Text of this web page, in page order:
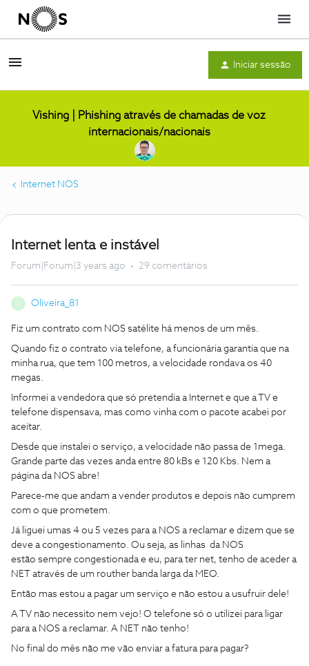
Menu
Iniciar sessão
Vishing | Phishing através de chamadas de voz
internacionais/nacionais
Internet NOS
Internet lenta e instável
Forum|Forum|3 years ago 29 comentários
Oliveira_81
Fiz um contrato com NOS satélite há menos de um mês.
Quando fiz o contrato via telefone, a funcionária garantia que na
minha rua, que tem 100 metros, a velocidade rondava os 40
megas.
Informei a vendedora que só pretendia a Internet e que a TV e
telefone dispensava, mas como vinha com o pacote acabei por
aceitar.
Desde que instalei o serviço, a velocidade não passa de 1mega.
Grande parte das vezes anda entre 80 kBs e 120 Kbs. Nem a
página da NOS abre!
Parece-me que andam a vender produtos e depois não cumprem
com o que prometem.
Já liguei umas 4 ou 5 vezes para a NOS a reclamar e dizem que se
deve a congestionamento. Ou seja, as linhas da NOS
estão sempre congestionada e eu, para ter net, tenho de aceder a
NET através de um routher banda larga da MEO.
Então mas estou a pagar um serviço e não estou a usufruir dele!
A TV não necessito nem vejo! O telefone só o utilizei para ligar
para a NOS a reclamar. A NET não tenho!
No final do mês não me vão enviar a fatura para pagar?